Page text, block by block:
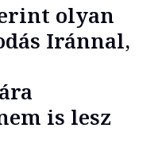
olyan
Iránnal,
is lesz